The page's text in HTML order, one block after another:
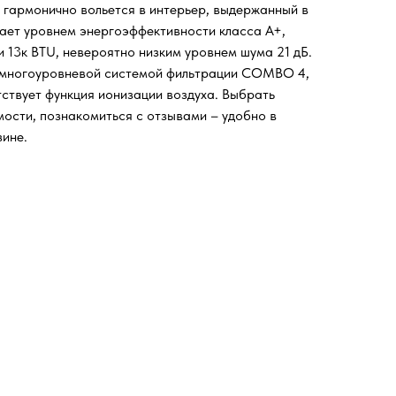
вольется в интерьер, выдержанный в
уровнем энергоэффективности класса A+,
BTU, невероятно низким уровнем шума 21 дБ.
системой фильтрации COMBO 4,
функция ионизации воздуха. Выбрать
познакомиться с отзывами – удобно в